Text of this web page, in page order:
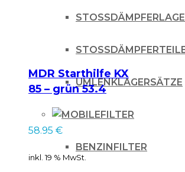
STOSSDÄMPFERLAGER
STOSSDÄMPFERTEILE
UMLENKLAGERSÄTZE
FILTER
BENZINFILTER
MDR Starthilfe KX
85 – grün 53.4
58.95 €
inkl. 19 % MwSt.